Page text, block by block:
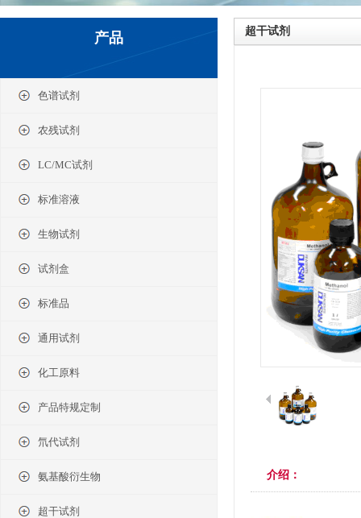
产品
色谱试剂
农残试剂
LC/MC试剂
标准溶液
生物试剂
试剂盒
标准品
通用试剂
化工原料
产品特规定制
氘代试剂
氨基酸衍生物
超干试剂
超干试剂
介绍：